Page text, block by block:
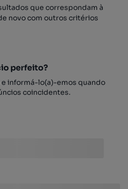
que correspondam à
novo com outros critérios
perfeito?
informá-lo(a)-emos quando
coincidentes.